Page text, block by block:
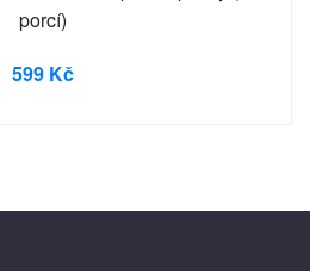
porcí)
599 Kč